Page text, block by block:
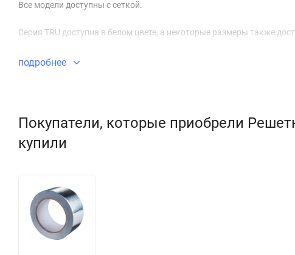
Все модели доступны с сеткой.
Серия TRU доступна в белом цвете, а некоторые размеры также
подробнее
Покупатели, которые приобрели
купили